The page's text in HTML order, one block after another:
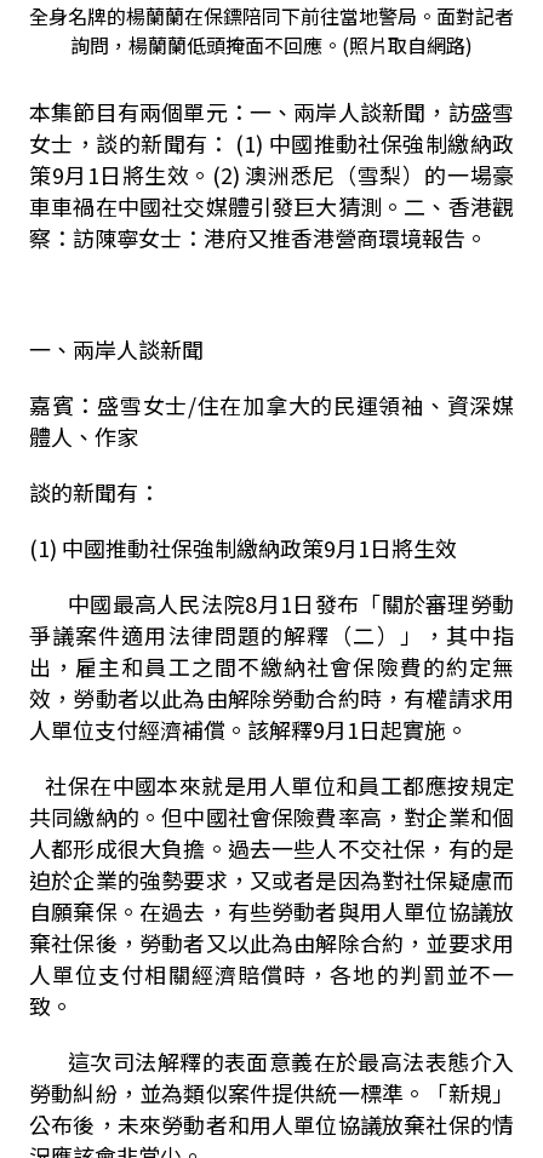
全身名牌的楊蘭蘭在保鏢陪同下前往當地警局。面對記者
詢問，楊蘭蘭低頭掩面不回應。(照片取自網路)
本集節目有兩個單元：一、兩岸人談新聞，訪盛雪
女士，談的新聞有： (1) 中國推動社保強制繳納政
策9月 1日將生效。 (2) 澳洲悉尼（雪梨）的一場豪
車車禍在中國社交媒體引發巨大猜測。二、香港觀
察：訪陳寧女士：港府又推香港營商環境報告。
一、兩岸人談新聞
嘉賓：盛雪女士/住在加拿大的民運領袖、資深媒
體人、作家
談的新聞有：
(1) 中國推動社保強制繳納政策9月1日將生效
中國最高人民法院8月1日發布「關於審理勞動
爭議案件適用法律問題的解釋（二）」，其中指
出，雇主和員工之間不繳納社會保險費的約定無
效，勞動者以此為由解除勞動合約時，有權請求用
人單位支付經濟補償。該解釋9月1日起實施。
社保在中國本來就是用人單位和員工都應按規定
共同繳納的。但中國社會保險費率高，對企業和個
人都形成很大負擔。過去一些人不交社保，有的是
迫於企業的強勢要求，又或者是因為對社保疑慮而
自願棄保。在過去，有些勞動者與用人單位協議放
棄社保後，勞動者又以此為由解除合約，並要求用
人單位支付相關經濟賠償時，各地的判罰並不一
致。
這次司法解釋的表面意義在於最高法表態介入
勞動糾紛，並為類似案件提供統一標準。「新規」
公布後，未來勞動者和用人單位協議放棄社保的情